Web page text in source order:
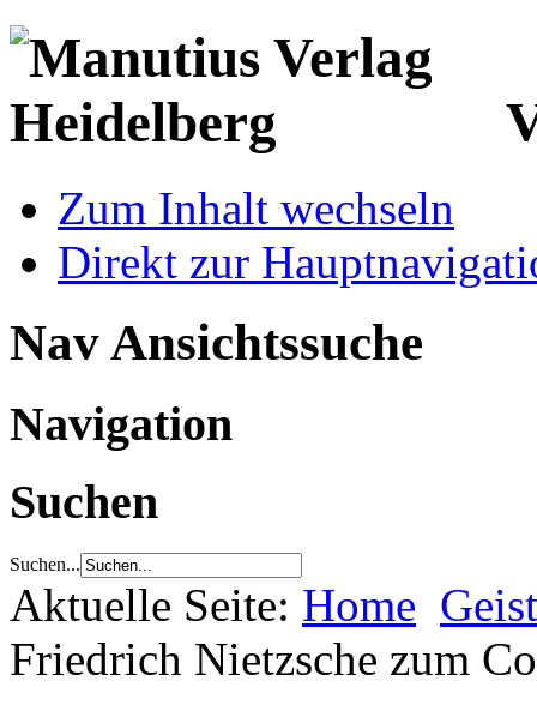
Zum Inhalt wechseln
Direkt zur
Nav Ansichtssuche
Navigation
Suchen
Suchen...
Aktuelle Seite: Home
Friedrich Nietzsche zum